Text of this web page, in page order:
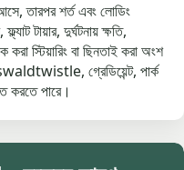
তারপর শর্ত এবং লোডিং
টায়ার, দুর্ঘটনায় ক্ষতি,
স্টিয়ারিং বা ছিনতাই করা অংশ
গ্রেডিয়েন্ট, পার্ক
করতে পারে।